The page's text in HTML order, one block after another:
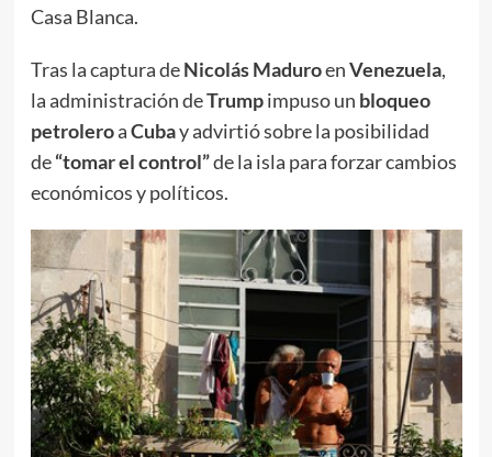
Casa Blanca.
Tras la captura deNicolás MaduroenVenezuela,
la administración deTrumpimpuso un bloqueo
petroleroaCubay advirtió sobre la posibilidad
de“tomar el control”de la isla para forzar cambios
económicos y políticos.